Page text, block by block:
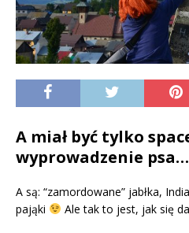
A miał być tylko
wyprowadzenie psa…
A są: “zamordowane” jabłka,
pająki
Ale tak to jest, jak się